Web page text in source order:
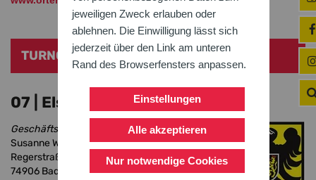
jeweiligen Zweck erlauben oder
ablehnen. Die Einwilligung lässt sich
jederzeit über den Link am unteren
Rand des Browserfensters anpassen.
Einstellungen
Alle akzeptieren
Nur notwendige Cookies
TURNGAUE NORDBADEN
07 | Elsenz-Turngau Sinsheim
Geschäftsstelle
Susanne Weickert
Regerstraße 1
74906 Bad Rappenau